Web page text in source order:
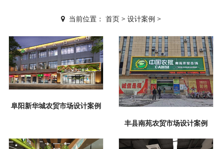
n
当前位置： 首页> 设计案例 >
阜阳新华城农贸市场设计案例
丰县南苑农贸市场设计案例